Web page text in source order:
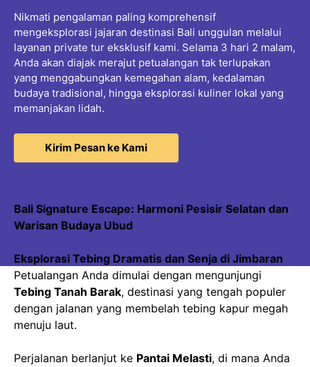
Nikmati pengalaman paling komprehensif
mengeksplorasi jajaran destinasi Bali unggulan melalui
layanan private tur eksklusif kami. Selama 3 hari 2 malam,
Anda akan diajak merajut petualangan tak terlupakan
yang menggabungkan kemegahan alam, kedalaman
budaya tradisional, hingga eksplorasi kuliner lokal yang
memanjakan lidah.
Kirim Pesan ke Kami
Bali Signature Escape: Harmoni Pesisir Selatan dan
Warisan Budaya Ubud
Eksplorasi Tebing Dramatis dan Senja di Jimbaran
Petualangan Anda dimulai dengan mengunjungi
Tebing Tanah Barak, destinasi yang tengah populer
dengan jalanan yang membelah tebing kapur megah
menuju laut.
Perjalanan berlanjut ke Pantai Melasti, di mana Anda